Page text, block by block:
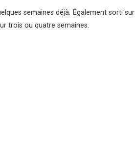
semaines déjà. Également sorti sur
trois ou quatre semaines.